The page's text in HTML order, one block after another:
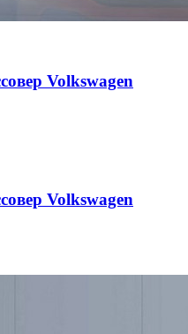
Volkswagen
Volkswagen